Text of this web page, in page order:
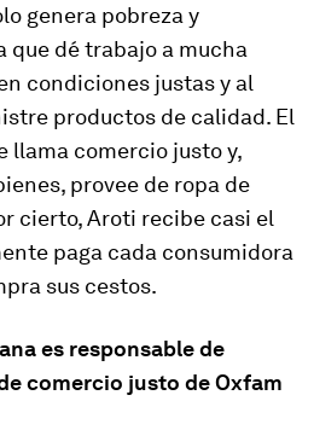
genera pobreza y
que dé trabajo a mucha
condiciones justas y al
productos de calidad. El
llama comercio justo y,
provee de ropa de
cierto, Aroti recibe casi el
paga cada consumidora
sus cestos.
es responsable de
comercio justo de Oxfam